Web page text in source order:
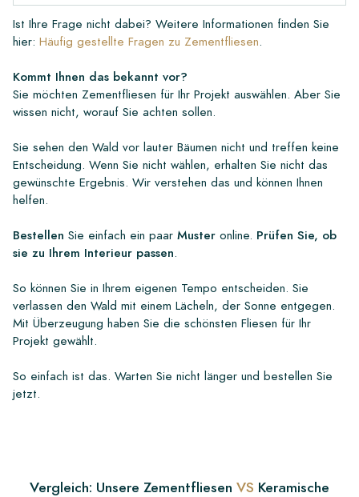
Ist Ihre Frage nicht dabei? Weitere Informationen finden Sie
hier: Häufig gestellte Fragen zu Zementfliesen.
Kommt Ihnen das bekannt vor?
Sie möchten Zementfliesen für Ihr Projekt auswählen. Aber Sie
wissen nicht, worauf Sie achten sollen.
Sie sehen den Wald vor lauter Bäumen nicht und treffen keine
Entscheidung. Wenn Sie nicht wählen, erhalten Sie nicht das
gewünschte Ergebnis. Wir verstehen das und können Ihnen
helfen.
Bestellen Sie einfach ein paar Muster online. Prüfen Sie, ob
sie zu Ihrem Interieur passen.
So können Sie in Ihrem eigenen Tempo entscheiden. Sie
verlassen den Wald mit einem Lächeln, der Sonne entgegen.
Mit Überzeugung haben Sie die schönsten Fliesen für Ihr
Projekt gewählt.
So einfach ist das. Warten Sie nicht länger und bestellen Sie
jetzt.
Vergleich: Unsere Zementfliesen VS Keramische